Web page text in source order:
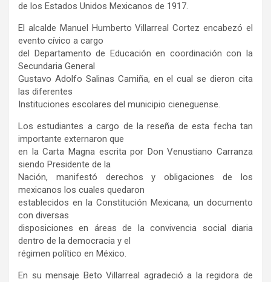
de los Estados Unidos Mexicanos de 1917.
El alcalde Manuel Humberto Villarreal Cortez encabezó el
evento cívico a cargo
del Departamento de Educación en coordinación con la
Secundaria General
Gustavo Adolfo Salinas Camiña, en el cual se dieron cita
las diferentes
Instituciones escolares del municipio cieneguense.
Los estudiantes a cargo de la reseña de esta fecha tan
importante externaron que
en la Carta Magna escrita por Don Venustiano Carranza
siendo Presidente de la
Nación, manifestó derechos y obligaciones de los
mexicanos los cuales quedaron
establecidos en la Constitución Mexicana, un documento
con diversas
disposiciones en áreas de la convivencia social diaria
dentro de la democracia y el
régimen político en México.
En su mensaje Beto Villarreal agradeció a la regidora de